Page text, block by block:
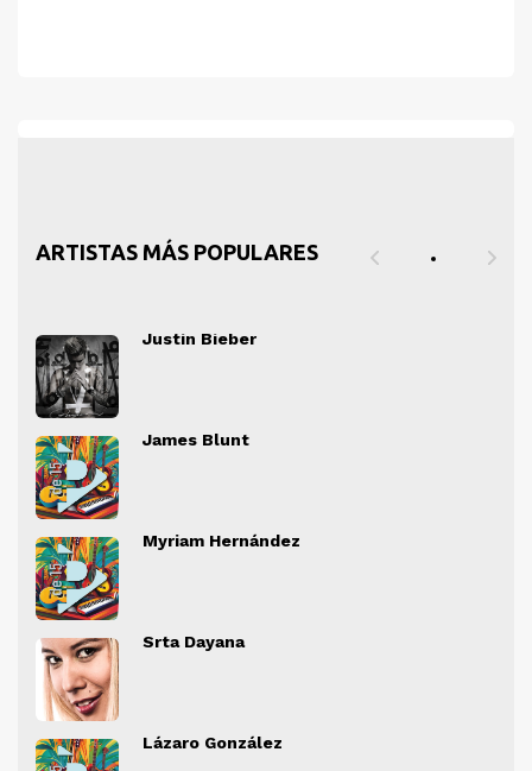
ARTISTAS MÁS POPULARES
Justin Bieber
James Blunt
Myriam Hernández
Srta Dayana
Lázaro González